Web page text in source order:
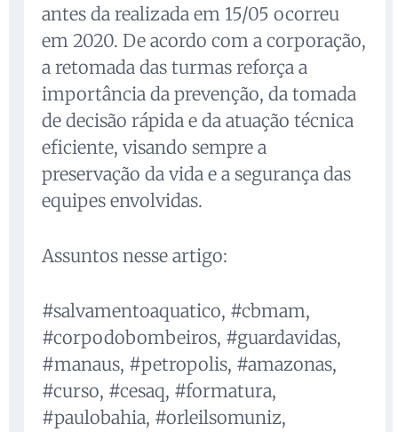
antes da realizada em 15/05 ocorreu
em 2020. De acordo com a corporação,
a retomada das turmas reforça a
importância da prevenção, da tomada
de decisão rápida e da atuação técnica
eficiente, visando sempre a
preservação da vida e a segurança das
equipes envolvidas.
Assuntos nesse artigo:
#salvamentoaquatico, #cbmam,
#corpodobombeiros, #guardavidas,
#manaus, #petropolis, #amazonas,
#curso, #cesaq, #formatura,
#paulobahia, #orleilsomuniz,